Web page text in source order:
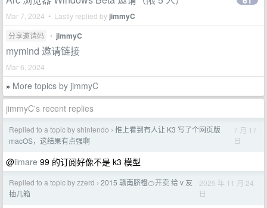
Mar 7, 2024 • Lastly replied by jimmyC
分享邀请码 • jimmyC
mymind 邀请链接
Mar 6, 2024
» More topics by jimmyC
jimmyC's recent replies
Replied to a topic by shintendo › 推上看到有人让 K3 写了个网页版
macOS，这结果有点强啊
7 月 17
日
@iimare 99 的订阅好像不是 k3 模型
Replied to a topic by zzerd › 2015 赣南脐橙🍊开卖 给 v 友
抽几箱
2025 年 11 月 24
日